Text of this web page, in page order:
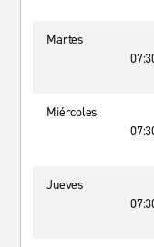
Martes
Miércoles
Jueves